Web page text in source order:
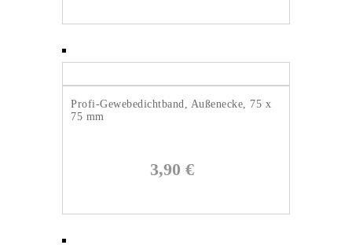
Profi-Gewebedichtband, Außenecke, 75 x
75 mm
3,90 €